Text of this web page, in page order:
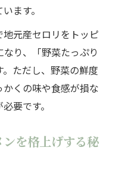
ます。
元産セロリをトッピ
り、「野菜たっぷり
ただし、野菜の鮮度
くの味や食感が損な
要です。
を格上げする秘